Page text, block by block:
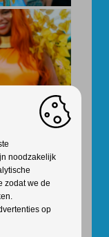
noodzakelijk
zodat we de
op